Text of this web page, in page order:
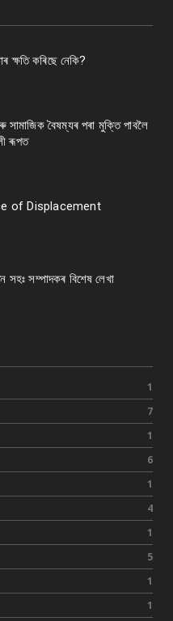
ক্ষতি কৰিছে নেকি?
বৈষম্যৰ পৰা মুক্তি পাবলৈ
ৰূপত
of Displacement
সহঃ সম্পাদকৰ বিশেষ লেখা
1
7
1
6
1
4
1
5
1
1